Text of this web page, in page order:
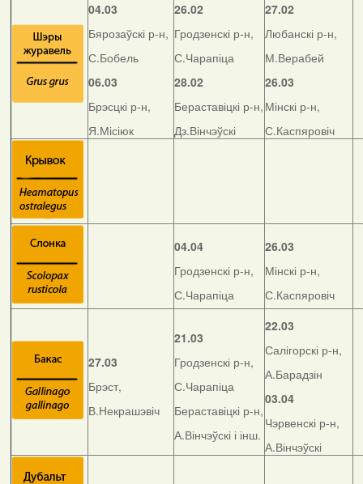
04.03
Бярозаўскі р-н,
С.Бобель
06.03
Брэсцкі р-н,
Я.Місіюк
26.02
Гродзенскі р-н,
С.Чарапіца
28.02
Бераставіцкі р-н,
Дз.Вінчэўскі
27.02
Любанскі р-н,
М.Верабей
26.03
Мінскі р-н,
С.Каспяровіч
04.04
Гродзенскі р-н,
С.Чарапіца
26.03
Мінскі р-н,
С.Каспяровіч
27.03
Брэст,
В.Некрашэвіч
21.03
Гродзенскі р-н,
С.Чарапіца
Бераставіцкі р-н,
А.Вінчэўскі і інш.
22.03
Салігорскі р-н,
А.Барадзін
03.04
Чэрвенскі р-н,
А.Вінчэўскі